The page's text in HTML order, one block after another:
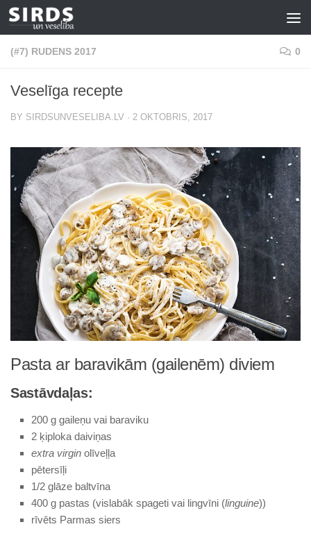
Skip to content
(#7) RUDENS 2017 0
Veselīga recepte
BY SIRDSUNVESELIBA.LV · 2 OKTOBRIS, 2017
Pasta ar baravikām (gailenēm) diviem
Sastāvdaļas:
200 g gaileņu vai baraviku
2 ķiploka daiviņas
extra virgin olīveļļa
pētersīļi
1/2 glāze baltvīna
400 g pastas (vislabāk spageti vai lingvīni (linguine))
rīvēts Parmas siers